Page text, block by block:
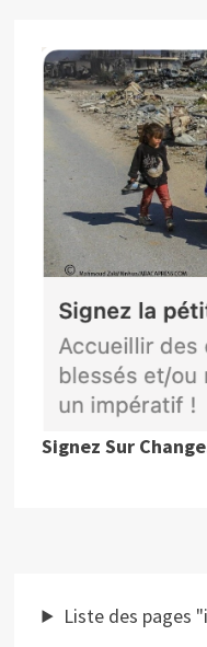
Signez Sur
Liste des pages